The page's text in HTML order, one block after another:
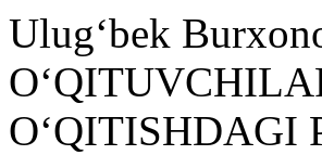
Ulug‘bek